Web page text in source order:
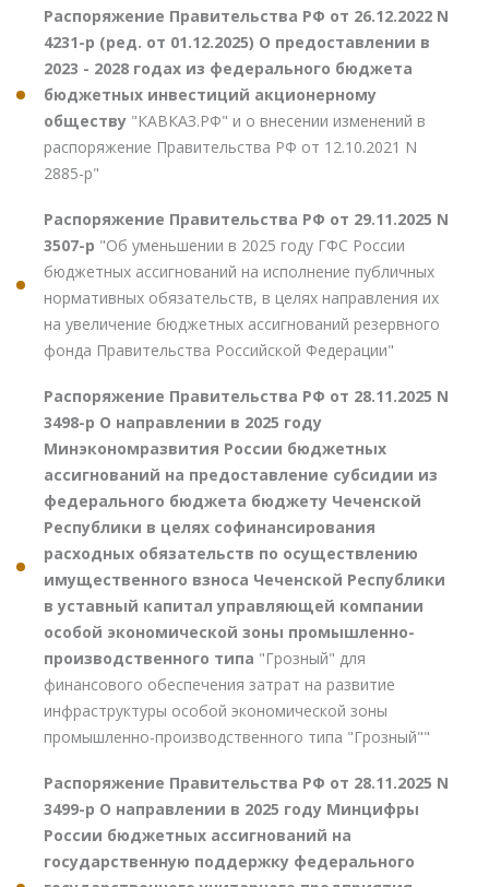
Распоряжение Правительства РФ от 26.12.2022 N
4231-р (ред. от 01.12.2025) О предоставлении в
2023 - 2028 годах из федерального бюджета
бюджетных инвестиций акционерному
обществу "КАВКАЗ.РФ" и о внесении изменений в
распоряжение Правительства РФ от 12.10.2021 N
2885-р"
Распоряжение Правительства РФ от 29.11.2025 N
3507-р "Об уменьшении в 2025 году ГФС России
бюджетных ассигнований на исполнение публичных
нормативных обязательств, в целях направления их
на увеличение бюджетных ассигнований резервного
фонда Правительства Российской Федерации"
Распоряжение Правительства РФ от 28.11.2025 N
3498-р О направлении в 2025 году
Минэкономразвития России бюджетных
ассигнований на предоставление субсидии из
федерального бюджета бюджету Чеченской
Республики в целях софинансирования
расходных обязательств по осуществлению
имущественного взноса Чеченской Республики
в уставный капитал управляющей компании
особой экономической зоны промышленно-
производственного типа "Грозный" для
финансового обеспечения затрат на развитие
инфраструктуры особой экономической зоны
промышленно-производственного типа "Грозный""
Распоряжение Правительства РФ от 28.11.2025 N
3499-р О направлении в 2025 году Минцифры
России бюджетных ассигнований на
государственную поддержку федерального